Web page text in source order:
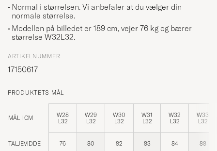
Normal i størrelsen. Vi anbefaler at du vælger din
normale størrelse.
Modellen på billedet er 189 cm, vejer 76 kg og bærer
størrelse W32L32.
ARTIKELNUMMER
17150617
PRODUKTETS MÅL
MÅL I CM
W28
L32
W29
L32
W30
L32
W31
L32
W32
L32
W33
L32
TALJEVIDDE 76 80 82 83 84 88